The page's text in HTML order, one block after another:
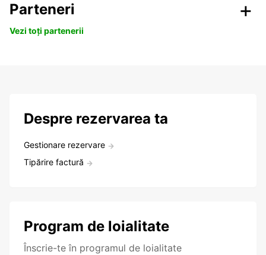
Parteneri
Vezi toți partenerii
Despre rezervarea ta
Gestionare rezervare
Tipărire factură
Program de loialitate
Înscrie-te în programul de loialitate